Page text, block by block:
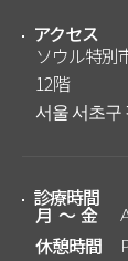
アクセス
ソウル特別
12階
서울 서초구
診療時間
月～金
休憩時間